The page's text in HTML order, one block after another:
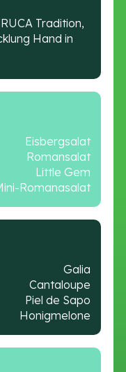
Tradition,
Hand in
Eisbergsalat
Romansalat
Little Gem
Romanasalat
Galia
Cantaloupe
Piel de Sapo
Honigmelone